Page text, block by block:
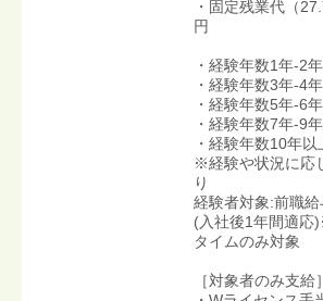
・固定残業代（
円
・経験年数1年-2
・経験年数3年-4
・経験年数5年-6
・経験年数7年-9
・経験年数10年
※経験や状況に応
り
経験者対象:前職給
(入社後1年間適
タイムのみ対象
［対象者のみ支給］